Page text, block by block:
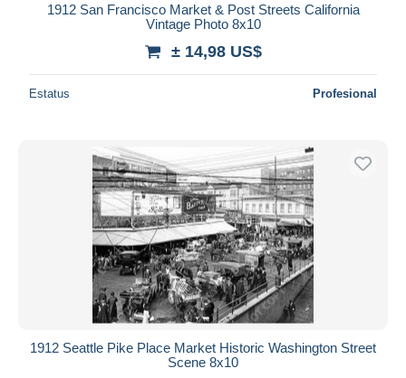
1912 San Francisco Market & Post Streets California
Vintage Photo 8x10
± 14,98 US$
Estatus Profesional
1912 Seattle Pike Place Market Historic Washington Street
Scene 8x10